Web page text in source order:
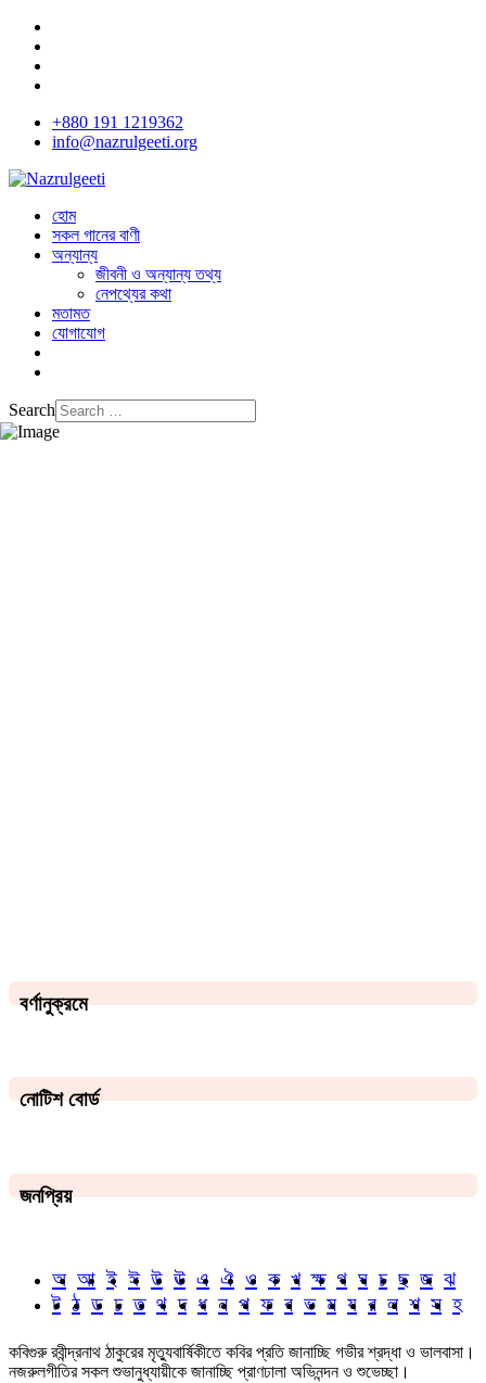
+880 191 1219362
info@nazrulgeeti.org
হোম
সকল গানের বাণী
অন্যান্য
জীবনী ও অন্যান্য তথ্য
নেপথ্যের কথা
মতামত
যোগাযোগ
Search
বর্ণানুক্রমে
নোটিশ বোর্ড
জনপ্রিয়
অ আ ই ঈ উ ঊ এ ঐ ও ক খ ক্ষ গ ঘ চ ছ জ ঝ
ট ঠ ড ঢ ত থ দ ধ ন প ফ ব ভ ম য র ল শ স হ
কবিগুরু রবীন্দ্রনাথ ঠাকুরের মৃত্যুবার্ষিকীতে কবির প্রতি জানাচ্ছি গভীর শ্রদ্ধা ও ভালবাসা।
নজরুলগীতির সকল শুভানুধ্যায়ীকে জানাচ্ছি প্রাণঢালা অভিনন্দন ও শুভেচ্ছা।